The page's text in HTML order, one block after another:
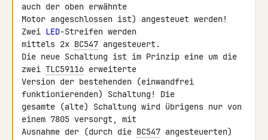
auch der oben erwähnte
Motor angeschlossen ist) angesteuet werden!
Zwei LED-Streifen werden
mittels 2x BC547 angesteuert.
Die neue Schaltung ist im Prinzip eine um die
zwei TLC59116 erweiterte
Version der bestehenden (einwandfrei
funktionierenden) Schaltung! Die
gesamte (alte) Schaltung wird übrigens nur von
einem 7805 versorgt, mit
Ausnahme der (durch die BC547